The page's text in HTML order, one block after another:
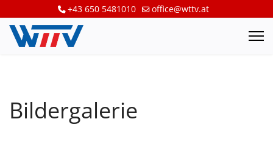
+43 650 5481010 office@wttv.at
Bildergalerie